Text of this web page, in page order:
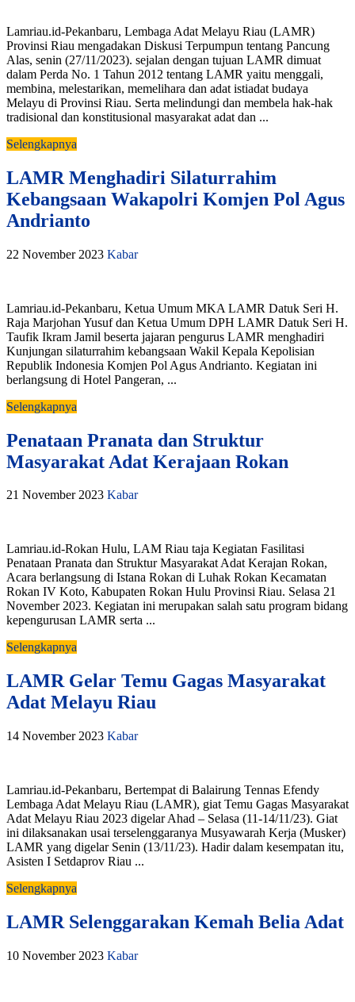
Lamriau.id-Pekanbaru, Lembaga Adat Melayu Riau (LAMR)
Provinsi Riau mengadakan Diskusi Terpumpun tentang Pancung
Alas, senin (27/11/2023). sejalan dengan tujuan LAMR dimuat
dalam Perda No. 1 Tahun 2012 tentang LAMR yaitu menggali,
membina, melestarikan, memelihara dan adat istiadat budaya
Melayu di Provinsi Riau. Serta melindungi dan membela hak-hak
tradisional dan konstitusional masyarakat adat dan ...
Selengkapnya
LAMR Menghadiri Silaturrahim
Kebangsaan Wakapolri Komjen Pol Agus
Andrianto
22 November 2023 Kabar
Lamriau.id-Pekanbaru, Ketua Umum MKA LAMR Datuk Seri H.
Raja Marjohan Yusuf dan Ketua Umum DPH LAMR Datuk Seri H.
Taufik Ikram Jamil beserta jajaran pengurus LAMR menghadiri
Kunjungan silaturrahim kebangsaan Wakil Kepala Kepolisian
Republik Indonesia Komjen Pol Agus Andrianto. Kegiatan ini
berlangsung di Hotel Pangeran, ...
Selengkapnya
Penataan Pranata dan Struktur
Masyarakat Adat Kerajaan Rokan
21 November 2023 Kabar
Lamriau.id-Rokan Hulu, LAM Riau taja Kegiatan Fasilitasi
Penataan Pranata dan Struktur Masyarakat Adat Kerajan Rokan,
Acara berlangsung di Istana Rokan di Luhak Rokan Kecamatan
Rokan IV Koto, Kabupaten Rokan Hulu Provinsi Riau. Selasa 21
November 2023. Kegiatan ini merupakan salah satu program bidang
kepengurusan LAMR serta ...
Selengkapnya
LAMR Gelar Temu Gagas Masyarakat
Adat Melayu Riau
14 November 2023 Kabar
Lamriau.id-Pekanbaru, Bertempat di Balairung Tennas Efendy
Lembaga Adat Melayu Riau (LAMR), giat Temu Gagas Masyarakat
Adat Melayu Riau 2023 digelar Ahad – Selasa (11-14/11/23). Giat
ini dilaksanakan usai terselenggaranya Musyawarah Kerja (Musker)
LAMR yang digelar Senin (13/11/23). Hadir dalam kesempatan itu,
Asisten I Setdaprov Riau ...
Selengkapnya
LAMR Selenggarakan Kemah Belia Adat
10 November 2023 Kabar